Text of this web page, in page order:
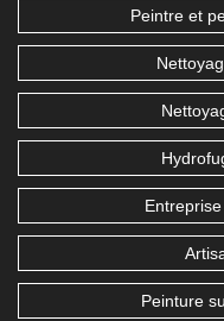
Peintre et
Peinture